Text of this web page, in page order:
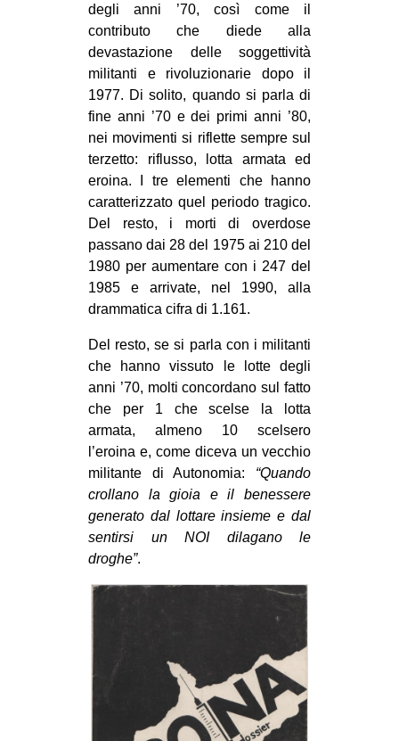
degli anni ’70, così come il
contributo che diede alla
devastazione delle soggettività
militanti e rivoluzionarie dopo il
1977. Di solito, quando si parla di
fine anni ’70 e dei primi anni ’80,
nei movimenti si riflette sempre sul
terzetto: riflusso, lotta armata ed
eroina. I tre elementi che hanno
caratterizzato quel periodo tragico.
Del resto, i morti di overdose
passano dai 28 del 1975 ai 210 del
1980 per aumentare con i 247 del
1985 e arrivate, nel 1990, alla
drammatica cifra di 1.161.
Del resto, se si parla con i militanti
che hanno vissuto le lotte degli
anni ’70, molti concordano sul fatto
che per 1 che scelse la lotta
armata, almeno 10 scelsero
l’eroina e, come diceva un vecchio
militante di Autonomia: “Quando
crollano la gioia e il benessere
generato dal lottare insieme e dal
sentirsi un NOI dilagano le
droghe”.